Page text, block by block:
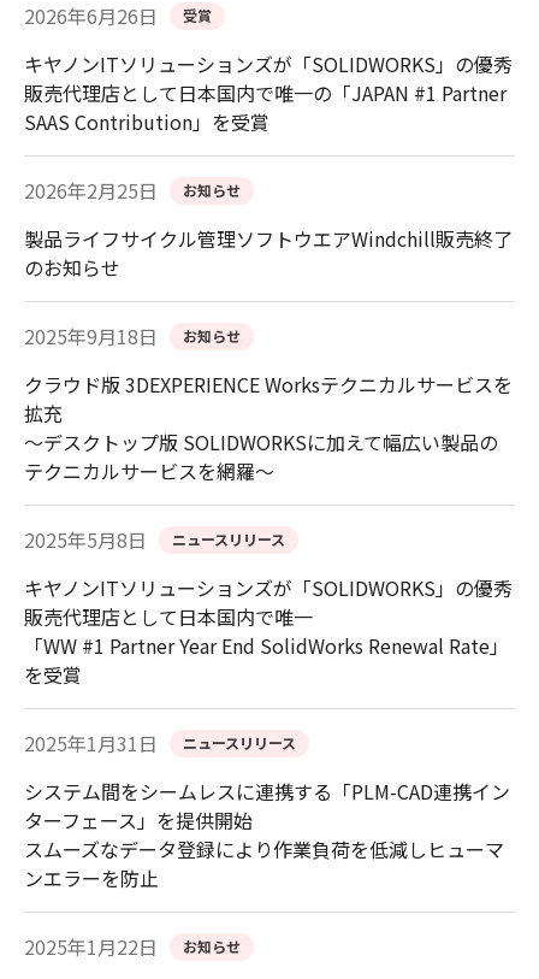
2026年6月26日 受賞
キヤノンITソリューションズが「SOLIDWORKS」の優秀
販売代理店として日本国内で唯一の「JAPAN #1 Partner
SAAS Contribution」を受賞
2026年2月25日 お知らせ
製品ライフサイクル管理ソフトウエアWindchill販売終了
のお知らせ
2025年9月18日 お知らせ
クラウド版 3DEXPERIENCE Worksテクニカルサービスを
拡充
～デスクトップ版 SOLIDWORKSに加えて幅広い製品の
テクニカルサービスを網羅～
2025年5月8日 ニュースリリース
キヤノンITソリューションズが「SOLIDWORKS」の優秀
販売代理店として日本国内で唯一
「WW #1 Partner Year End SolidWorks Renewal Rate」
を受賞
2025年1月31日 ニュースリリース
システム間をシームレスに連携する「PLM-CAD連携イン
ターフェース」を提供開始
スムーズなデータ登録により作業負荷を低減しヒューマ
ンエラーを防止
2025年1月22日 お知らせ